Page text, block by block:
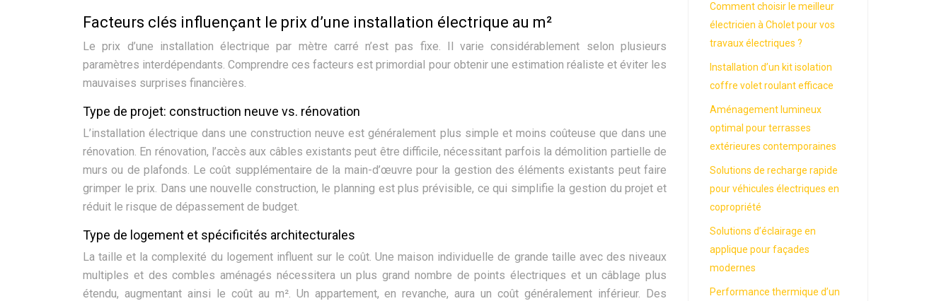
Facteurs clés influençant le prix d’une installation électrique au m²
Le prix d’une installation électrique par mètre carré n’est pas fixe. Il varie considérablement selon plusieurs
paramètres interdépendants. Comprendre ces facteurs est primordial pour obtenir une estimation réaliste et éviter les
mauvaises surprises financières.
Type de projet: construction neuve vs. rénovation
L’installation électrique dans une construction neuve est généralement plus simple et moins coûteuse que dans une
rénovation. En rénovation, l’accès aux câbles existants peut être difficile, nécessitant parfois la démolition partielle de
murs ou de plafonds. Le coût supplémentaire de la main-d’œuvre pour la gestion des éléments existants peut faire
grimper le prix. Dans une nouvelle construction, le planning est plus prévisible, ce qui simplifie la gestion du projet et
réduit le risque de dépassement de budget.
Type de logement et spécificités architecturales
La taille et la complexité du logement influent sur le coût. Une maison individuelle de grande taille avec des niveaux
multiples et des combles aménagés nécessitera un plus grand nombre de points électriques et un câblage plus
étendu, augmentant ainsi le coût au m². Un appartement, en revanche, aura un coût généralement inférieur. Des
Comment choisir le meilleur
électricien à Cholet pour vos
travaux électriques ?
Installation d’un kit isolation
coffre volet roulant efficace
Aménagement lumineux
optimal pour terrasses
extérieures contemporaines
Solutions de recharge rapide
pour véhicules électriques en
copropriété
Solutions d’éclairage en
applique pour façades
modernes
Performance thermique d’un